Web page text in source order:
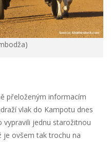
přeloženým informacím
vlak do Kampotu dnes
jednu starožitnou
je ovšem tak trochu na